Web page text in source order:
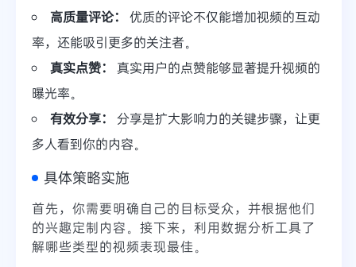
高质量评论：
优质的评论不仅能增加视频的互动
率，还能吸引更多的关注者。
真实点赞：
真实用户的点赞能够显著提升视频的
曝光率。
有效分享：
分享是扩大影响力的关键步骤，让更
多人看到你的内容。
具体策略实施
首先，你需要明确自己的目标受众，并根据他们
的兴趣定制内容。接下来，利用数据分析工具了
解哪些类型的视频表现最佳。